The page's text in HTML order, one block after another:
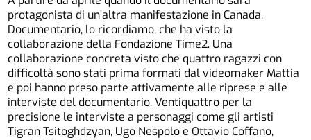
protagonista di un’altra manifestazione in Canada.
Documentario, lo ricordiamo, che ha visto la
collaborazione della Fondazione Time2. Una
collaborazione concreta visto che quattro ragazzi con
difficoltà sono stati prima formati dal videomaker Mattia
e poi hanno preso parte attivamente alle riprese e alle
interviste del documentario. Ventiquattro per la
precisione le interviste a personaggi come gli artisti
Tigran Tsitoghdzyan, Ugo Nespolo e Ottavio Coffano,